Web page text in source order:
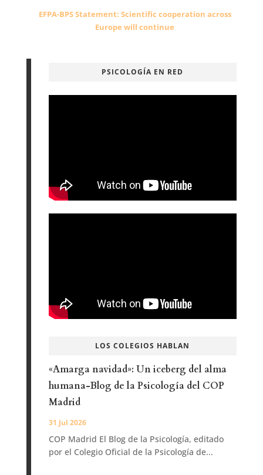
EFPA-BPS Statement: Scientific cooperation across
Europe will continue
PSICOLOGÍA EN RED
LOS COLEGIOS HABLAN
«Amarga navidad»: Un iceberg del alma
humana-Blog de la Psicología del COP
Madrid
31 Jul 2026
COP Madrid El Blog de la Psicología, editado
por el Colegio Oficial de la Psicología de...